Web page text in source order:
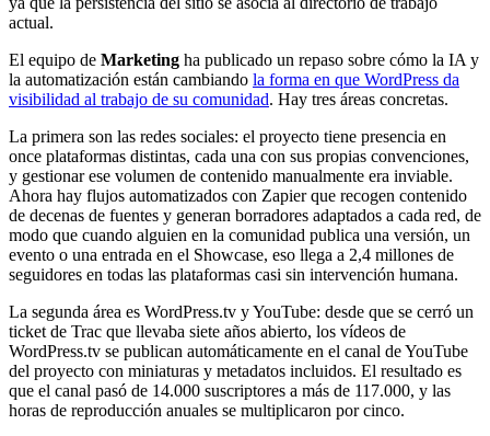
actual.
El equipo de Marketing ha publicado un repaso sobre cómo la IA y
la automatización están cambiando la forma en que WordPress da
visibilidad al trabajo de su comunidad. Hay tres áreas concretas.
La primera son las redes sociales: el proyecto tiene presencia en
once plataformas distintas, cada una con sus propias convenciones,
y gestionar ese volumen de contenido manualmente era inviable.
Ahora hay flujos automatizados con Zapier que recogen contenido
de decenas de fuentes y generan borradores adaptados a cada red, de
modo que cuando alguien en la comunidad publica una versión, un
evento o una entrada en el Showcase, eso llega a 2,4 millones de
seguidores en todas las plataformas casi sin intervención humana.
La segunda área es WordPress.tv y YouTube: desde que se cerró un
ticket de Trac que llevaba siete años abierto, los vídeos de
WordPress.tv se publican automáticamente en el canal de YouTube
del proyecto con miniaturas y metadatos incluidos. El resultado es
que el canal pasó de 14.000 suscriptores a más de 117.000, y las
horas de reproducción anuales se multiplicaron por cinco.